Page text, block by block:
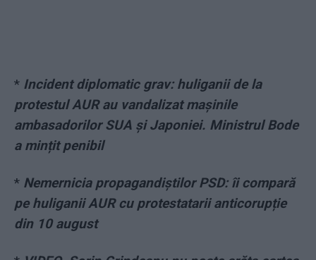
* Incident diplomatic grav: huliganii de la
protestul AUR au vandalizat mașinile
ambasadorilor SUA și Japoniei. Ministrul Bode
a mințit penibil
* Nemernicia propagandiștilor PSD: îi compară
pe huliganii AUR cu protestatarii anticorupție
din 10 august